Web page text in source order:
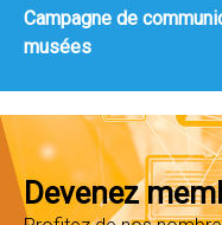
Campagne de
musées
Devenez